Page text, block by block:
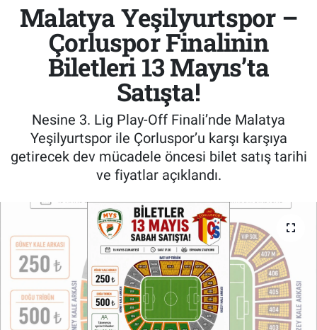
Malatya Yeşilyurtspor –
Çorluspor Finalinin
Biletleri 13 Mayıs’ta
Satışta!
Nesine 3. Lig Play-Off Finali’nde Malatya
Yeşilyurtspor ile Çorluspor’u karşı karşıya
getirecek dev mücadele öncesi bilet satış tarihi
ve fiyatlar açıklandı.